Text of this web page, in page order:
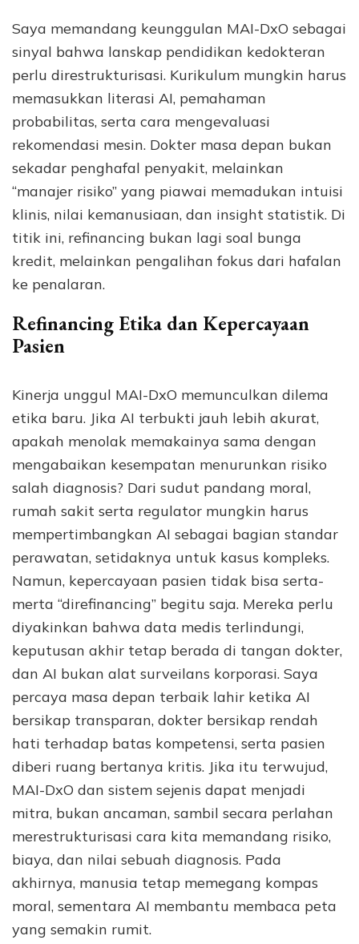
Saya memandang keunggulan MAI-DxO sebagai
sinyal bahwa lanskap pendidikan kedokteran
perlu direstrukturisasi. Kurikulum mungkin harus
memasukkan literasi AI, pemahaman
probabilitas, serta cara mengevaluasi
rekomendasi mesin. Dokter masa depan bukan
sekadar penghafal penyakit, melainkan
“manajer risiko” yang piawai memadukan intuisi
klinis, nilai kemanusiaan, dan insight statistik. Di
titik ini, refinancing bukan lagi soal bunga
kredit, melainkan pengalihan fokus dari hafalan
ke penalaran.
Refinancing Etika dan Kepercayaan
Pasien
Kinerja unggul MAI-DxO memunculkan dilema
etika baru. Jika AI terbukti jauh lebih akurat,
apakah menolak memakainya sama dengan
mengabaikan kesempatan menurunkan risiko
salah diagnosis? Dari sudut pandang moral,
rumah sakit serta regulator mungkin harus
mempertimbangkan AI sebagai bagian standar
perawatan, setidaknya untuk kasus kompleks.
Namun, kepercayaan pasien tidak bisa serta-
merta “direfinancing” begitu saja. Mereka perlu
diyakinkan bahwa data medis terlindungi,
keputusan akhir tetap berada di tangan dokter,
dan AI bukan alat surveilans korporasi. Saya
percaya masa depan terbaik lahir ketika AI
bersikap transparan, dokter bersikap rendah
hati terhadap batas kompetensi, serta pasien
diberi ruang bertanya kritis. Jika itu terwujud,
MAI-DxO dan sistem sejenis dapat menjadi
mitra, bukan ancaman, sambil secara perlahan
merestrukturisasi cara kita memandang risiko,
biaya, dan nilai sebuah diagnosis. Pada
akhirnya, manusia tetap memegang kompas
moral, sementara AI membantu membaca peta
yang semakin rumit.